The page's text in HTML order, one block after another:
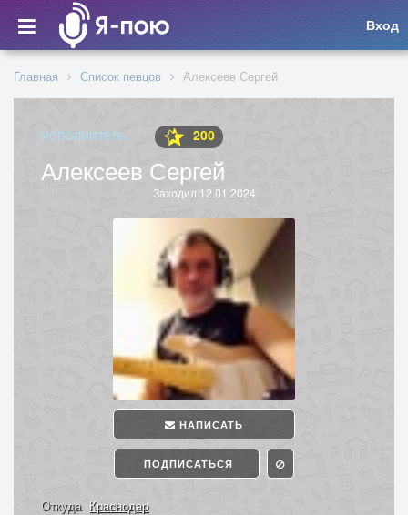
Вход
Главная Список певцов Алексеев Сергей
ИСПОЛНИТЕЛЬ 200
Алексеев Сергей
Заходил 12.01.2024
НАПИСАТЬ
ПОДПИСАТЬСЯ
Откуда Краснодар